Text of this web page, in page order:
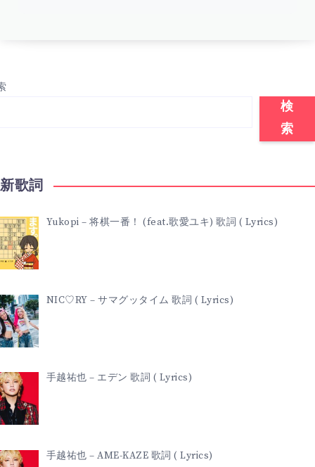
検
索
歌詞
Yukopi – 将棋一番！ (feat.歌愛ユキ) 歌詞 ( Lyrics)
NIC♡RY – サマグッタイム 歌詞 ( Lyrics)
手越祐也 – エデン 歌詞 ( Lyrics)
手越祐也 – AME-KAZE 歌詞 ( Lyrics)